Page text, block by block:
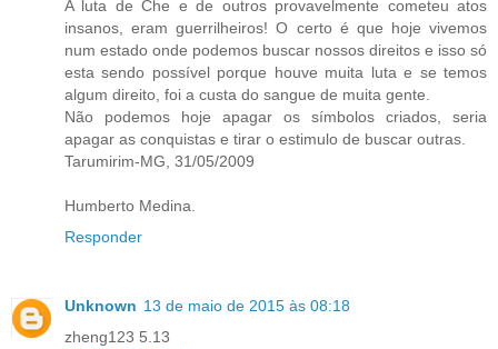
A luta de Che e de outros provavelmente cometeu atos
insanos, eram guerrilheiros! O certo é que hoje vivemos
num estado onde podemos buscar nossos direitos e isso só
esta sendo possível porque houve muita luta e se temos
algum direito, foi a custa do sangue de muita gente.
Não podemos hoje apagar os símbolos criados, seria
apagar as conquistas e tirar o estimulo de buscar outras.
Tarumirim-MG, 31/05/2009
Humberto Medina.
Responder
Unknown 13 de maio de 2015 às 08:18
zheng123 5.13